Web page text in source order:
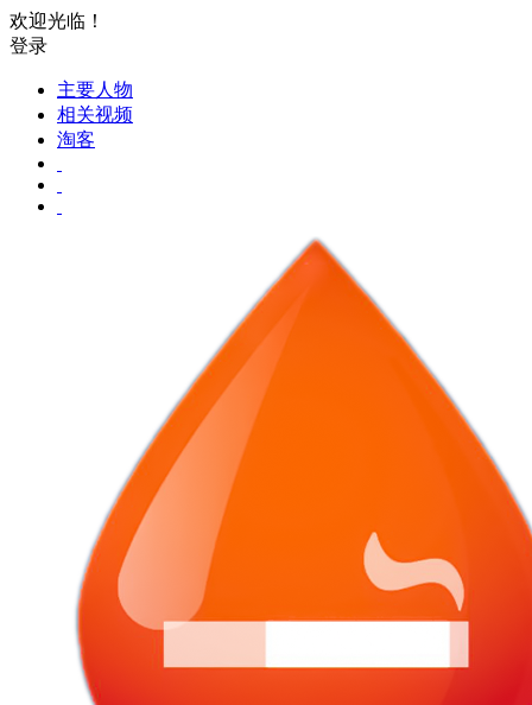
欢迎光临！
登录
主要人物
相关视频
淘客